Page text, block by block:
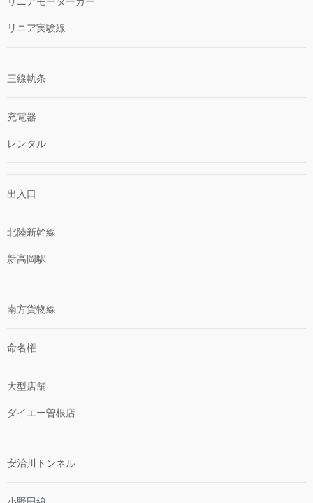
リニア実験線
三線軌条
充電器
レンタル
出入口
北陸新幹線
新高岡駅
南方貨物線
命名権
大型店舗
ダイエー曽根店
安治川トンネル